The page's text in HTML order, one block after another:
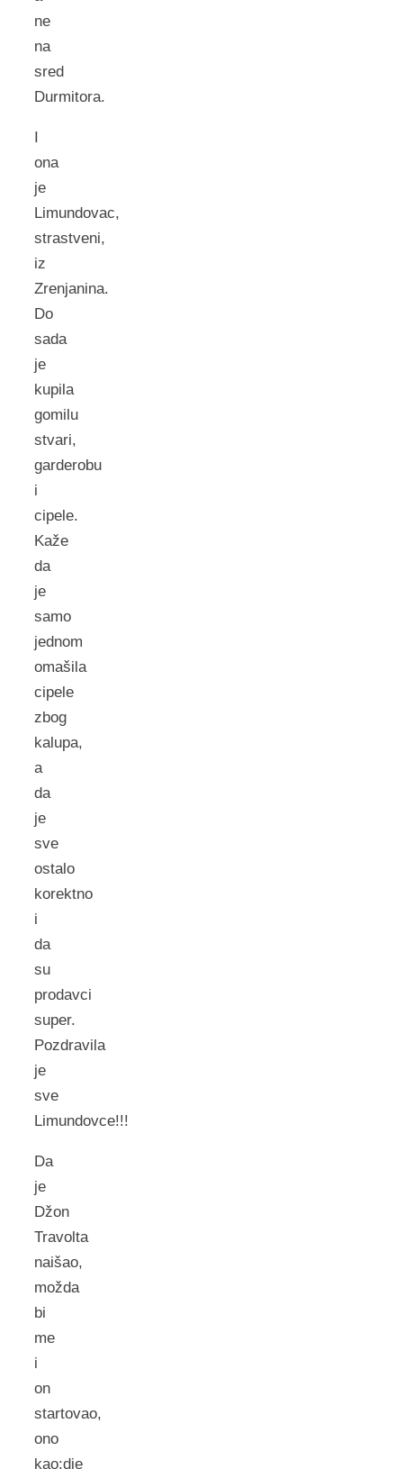
ne
na
sred
Durmitora.
I
ona
je
Limundovac,
strastveni,
iz
Zrenjanina.
Do
sada
je
kupila
gomilu
stvari,
garderobu
i
cipele.
Kaže
da
je
samo
jednom
omašila
cipele
zbog
kalupa,
a
da
je
sve
ostalo
korektno
i
da
su
prodavci
super.
Pozdravila
je
sve
Limundovce!!!
Da
je
Džon
Travolta
naišao,
možda
bi
me
i
on
startovao,
ono
kao:dje